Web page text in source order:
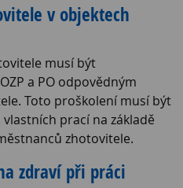
v objektech
musí být
a PO odpovědným
Toto proškolení musí být
prací na základě
zhotovitele.
zdraví při práci